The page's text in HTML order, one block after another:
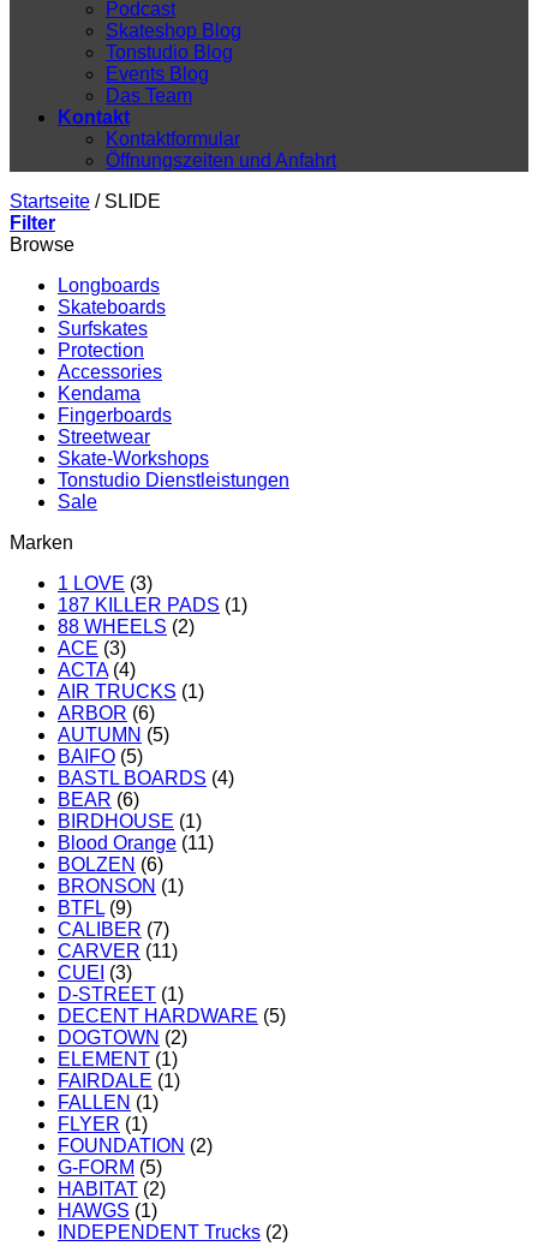
Podcast
Skateshop Blog
Tonstudio Blog
Events Blog
Das Team
Kontakt
Kontaktformular
Öffnungszeiten und Anfahrt
Startseite /SLIDE
Filter
Browse
Longboards
Skateboards
Surfskates
Protection
Accessories
Kendama
Fingerboards
Streetwear
Skate-Workshops
Tonstudio Dienstleistungen
Sale
Marken
1 LOVE (3)
187 KILLER PADS (1)
88 WHEELS (2)
ACE (3)
ACTA (4)
AIR TRUCKS (1)
ARBOR (6)
AUTUMN (5)
BAIFO (5)
BASTL BOARDS (4)
BEAR (6)
BIRDHOUSE (1)
Blood Orange (11)
BOLZEN (6)
BRONSON (1)
BTFL (9)
CALIBER (7)
CARVER (11)
CUEI (3)
D-STREET (1)
DECENT HARDWARE (5)
DOGTOWN (2)
ELEMENT (1)
FAIRDALE (1)
FALLEN (1)
FLYER (1)
FOUNDATION (2)
G-FORM (5)
HABITAT (2)
HAWGS (1)
INDEPENDENT Trucks (2)